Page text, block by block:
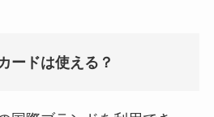
ードは使える？